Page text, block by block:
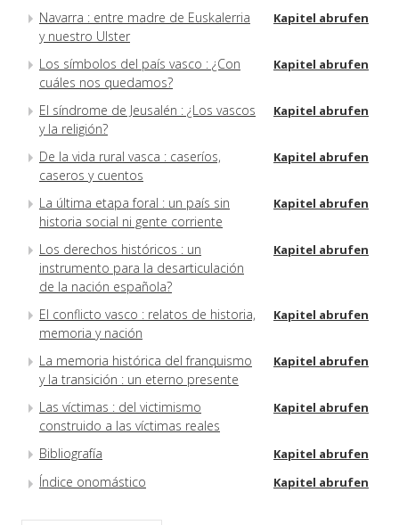
Navarra : entre madre de Euskalerria
y nuestro Ulster
Kapitel abrufen
Los símbolos del país vasco : ¿Con
cuáles nos quedamos?
Kapitel abrufen
El síndrome de Jeusalén : ¿Los vascos
y la religión?
Kapitel abrufen
De la vida rural vasca : caseríos,
caseros y cuentos
Kapitel abrufen
La última etapa foral : un país sin
historia social ni gente corriente
Kapitel abrufen
Los derechos históricos : un
instrumento para la desarticulación
de la nación española?
Kapitel abrufen
El conflicto vasco : relatos de historia,
memoria y nación
Kapitel abrufen
La memoria histórica del franquismo
y la transición : un eterno presente
Kapitel abrufen
Las víctimas : del victimismo
construido a las víctimas reales
Kapitel abrufen
Bibliografía Kapitel abrufen
Índice onomástico Kapitel abrufen